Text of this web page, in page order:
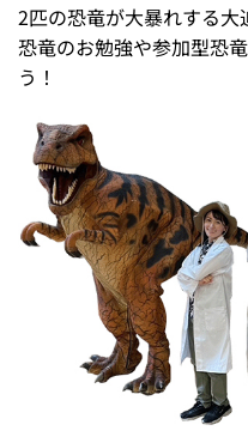
2匹の恐竜が大暴れする大
恐竜のお勉強や参加型恐
う！